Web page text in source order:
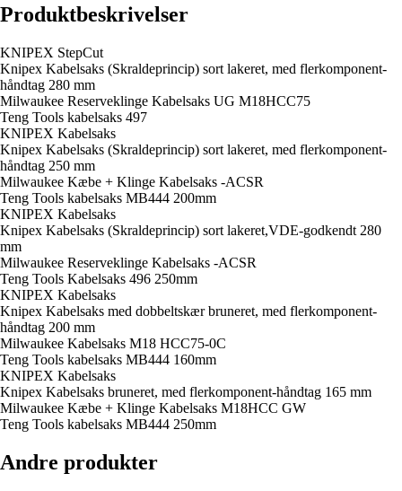
Produktbeskrivelser
KNIPEX StepCut
Knipex Kabelsaks (Skraldeprincip) sort lakeret, med flerkomponent-
håndtag 280 mm
Milwaukee Reserveklinge Kabelsaks UG M18HCC75
Teng Tools kabelsaks 497
KNIPEX Kabelsaks
Knipex Kabelsaks (Skraldeprincip) sort lakeret, med flerkomponent-
håndtag 250 mm
Milwaukee Kæbe + Klinge Kabelsaks -ACSR
Teng Tools kabelsaks MB444 200mm
KNIPEX Kabelsaks
Knipex Kabelsaks (Skraldeprincip) sort lakeret,VDE-godkendt 280
mm
Milwaukee Reserveklinge Kabelsaks -ACSR
Teng Tools Kabelsaks 496 250mm
KNIPEX Kabelsaks
Knipex Kabelsaks med dobbeltskær bruneret, med flerkomponent-
håndtag 200 mm
Milwaukee Kabelsaks M18 HCC75-0C
Teng Tools kabelsaks MB444 160mm
KNIPEX Kabelsaks
Knipex Kabelsaks bruneret, med flerkomponent-håndtag 165 mm
Milwaukee Kæbe + Klinge Kabelsaks M18HCC GW
Teng Tools kabelsaks MB444 250mm
Andre produkter